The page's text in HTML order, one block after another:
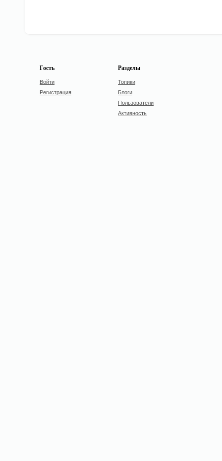
Гость
Войти
Регистрация
Разделы
Топики
Блоги
Пользователи
Активность